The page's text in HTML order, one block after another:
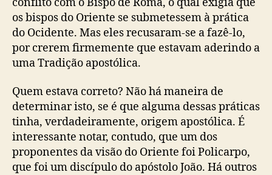
os bispos do Oriente se submetessem à prática
do Ocidente. Mas eles recusaram-se a fazê-lo,
por crerem firmemente que estavam aderindo a
uma Tradição apostólica.
Quem estava correto? Não há maneira de
determinar isto, se é que alguma dessas práticas
tinha, verdadeiramente, origem apostólica. É
interessante notar, contudo, que um dos
proponentes da visão do Oriente foi Policarpo,
que foi um discípulo do apóstolo João. Há outros